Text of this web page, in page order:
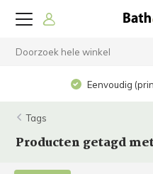
Eenvoudig
Tags
Producten getagd